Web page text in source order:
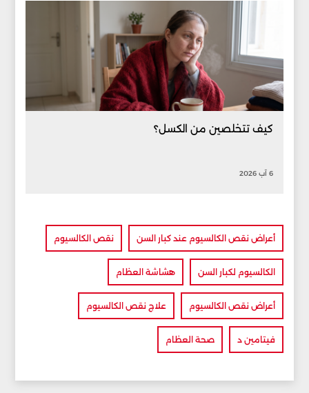
كيف تتخلصين من الكسل؟
6 آب 2026
أعراض نقص الكالسيوم عند كبار السن نقص الكالسيوم
الكالسيوم لكبار السن هشاشة العظام
أعراض نقص الكالسيوم علاج نقص الكالسيوم
فيتامين د صحة العظام